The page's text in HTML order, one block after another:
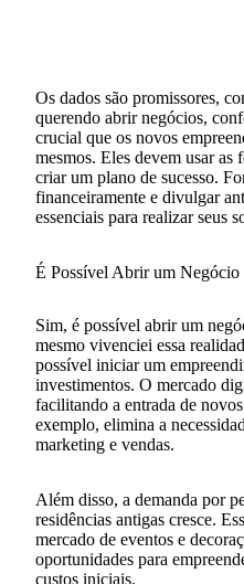
Os dados são promissores,
querendo abrir negócios,
crucial que os novos
mesmos. Eles devem usar as
criar um plano de sucesso.
financeiramente e divulgar
essenciais para realizar seus
É Possível Abrir um
Sim, é possível abrir um
mesmo vivenciei essa
possível iniciar um
investimentos. O mercado
facilitando a entrada de
exemplo, elimina a
marketing e vendas.
Além disso, a demanda por
residências antigas cresce.
mercado de eventos e
oportunidades para
custos iniciais.